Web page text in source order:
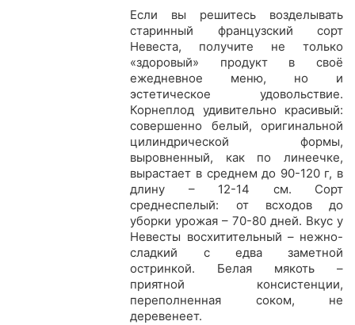
Если вы решитесь возделывать
старинный французский сорт
Невеста, получите не только
«здоровый» продукт в своё
ежедневное меню, но и
эстетическое удовольствие.
Корнеплод удивительно красивый:
совершенно белый, оригинальной
цилиндрической формы,
выровненный, как по линеечке,
вырастает в среднем до 90-120 г, в
длину – 12-14 см. Сорт
среднеспелый: от всходов до
уборки урожая – 70-80 дней. Вкус у
Невесты восхитительный – нежно-
сладкий с едва заметной
остринкой. Белая мякоть –
приятной консистенции,
переполненная соком, не
деревенеет.